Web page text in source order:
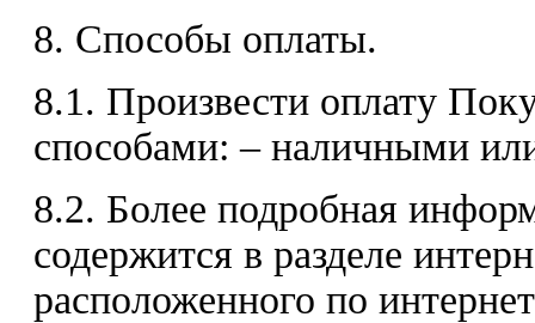
8. Способы оплаты.
8.1. Произвести оплату
способами: – наличными
8.2. Более подробная
содержится в разделе
расположенного по